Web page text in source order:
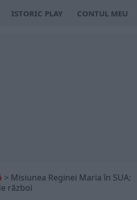
ISTORIC PLAY CONTUL MEU
> Misiunea Reginei Maria în SUA:
război